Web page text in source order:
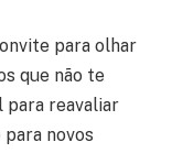
para olhar
que não te
para reavaliar
novos